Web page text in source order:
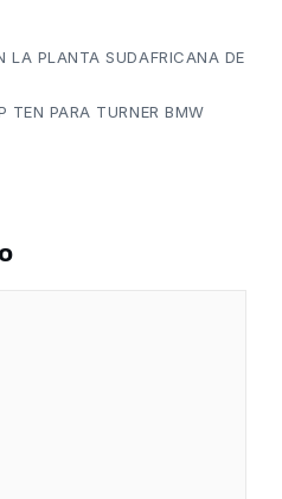
LA PLANTA SUDAFRICANA DE
TEN PARA TURNER BMW